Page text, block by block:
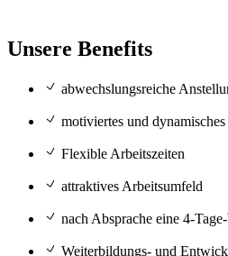
Unsere Benefits
abwechslungsreiche
motiviertes und dynamisches
Flexible Arbeitszeiten
attraktives Arbeitsumfeld
nach Absprache eine 4-
Weiterbildungs- und